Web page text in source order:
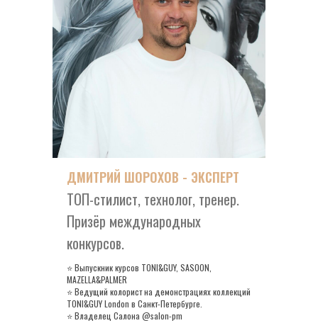
ДМИТРИЙ ШОРОХОВ - ЭКСПЕРТ
ТОП-стилист, технолог, тренер.
Призёр международных
конкурсов.
⭐ Выпускник курсов TONI&GUY, SASOON,
MAZELLA&PALMER
⭐ Ведущий колорист на демонстрациях коллекций
TONI&GUY London в Санкт-Петербурге.
⭐ Владелец Салона @salon-pm